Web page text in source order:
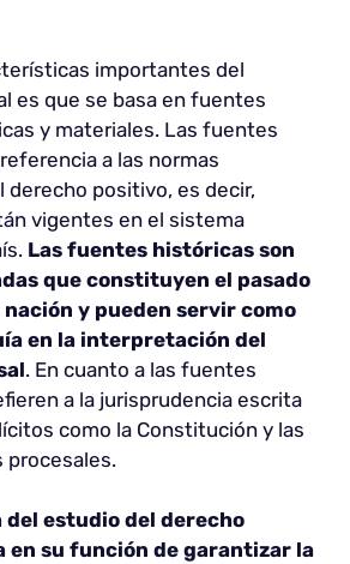
importantes del
es que se basa en fuentes
y materiales. Las fuentes
a las normas
derecho positivo, es decir,
vigentes en el sistema
Las fuentes históricas son
que constituyen el pasado
y pueden servir como
en la interpretación del
. En cuanto a las fuentes
a la jurisprudencia escrita
como la Constitución y las
procesales.
estudio del derecho
en su función de garantizar la